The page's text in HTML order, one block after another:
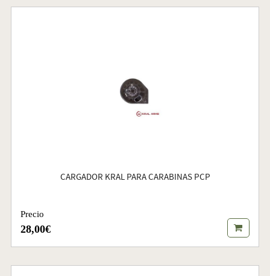
CARGADOR KRAL PARA CARABINAS PCP
Precio
28,00€